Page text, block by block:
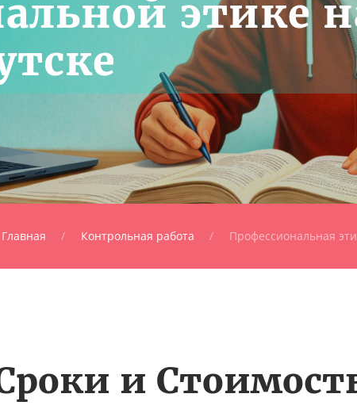
этике
Главная Контрольная работа Профессиональная
и